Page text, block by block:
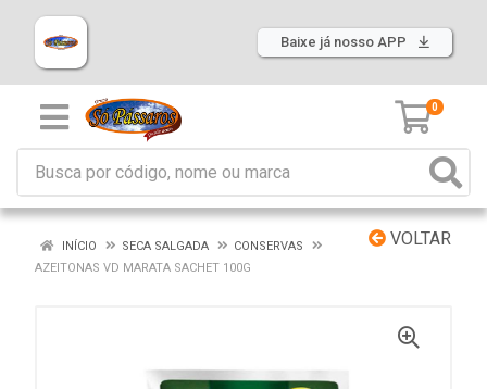
Baixe já nosso APP
0
VOLTAR
INÍCIO SECA SALGADA
CONSERVAS
AZEITONAS VD MARATA SACHET 100G